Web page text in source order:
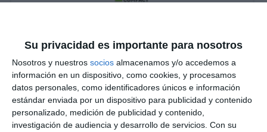
Su privacidad es importante para nosotros
Nosotros y nuestros socios almacenamos y/o accedemos a
información en un dispositivo, como cookies, y procesamos
datos personales, como identificadores únicos e información
estándar enviada por un dispositivo para publicidad y contenido
personalizado, medición de publicidad y contenido,
investigación de audiencia y desarrollo de servicios. Con su